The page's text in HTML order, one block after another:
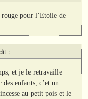
pour l’Etoile de
:
et je le retravaille
enfants, c’et un
au petit pois et le